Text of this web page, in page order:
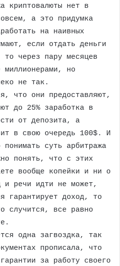
криптовалюты нет в
а это придумка
на наивных
если отдать деньги
то через пару месяцев
миллионерами, но
не так.
что они предоставляют,
до 25% заработка в
от депозита, а
в свою очередь 100$. И
понимать суть арбитража
понять, что с этих
вообще копейки и ни о
и речи идти не может,
гарантирует доход, то
случится, все равно
одна загвоздка, так
прописала, что
за работу своего